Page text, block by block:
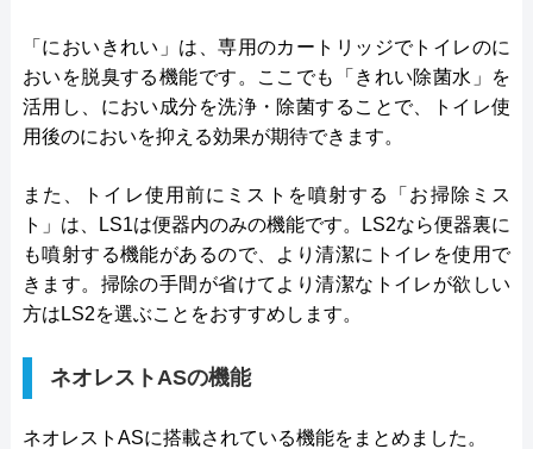
「においきれい」は、専用のカートリッジでトイレのに
おいを脱臭する機能です。ここでも「きれい除菌水」を
活用し、におい成分を洗浄・除菌することで、トイレ使
用後のにおいを抑える効果が期待できます。
また、トイレ使用前にミストを噴射する「お掃除ミス
ト」は、LS1は便器内のみの機能です。LS2なら便器裏に
も噴射する機能があるので、より清潔にトイレを使用で
きます。掃除の手間が省けてより清潔なトイレが欲しい
方はLS2を選ぶことをおすすめします。
ネオレストASの機能
ネオレストASに搭載されている機能をまとめました。